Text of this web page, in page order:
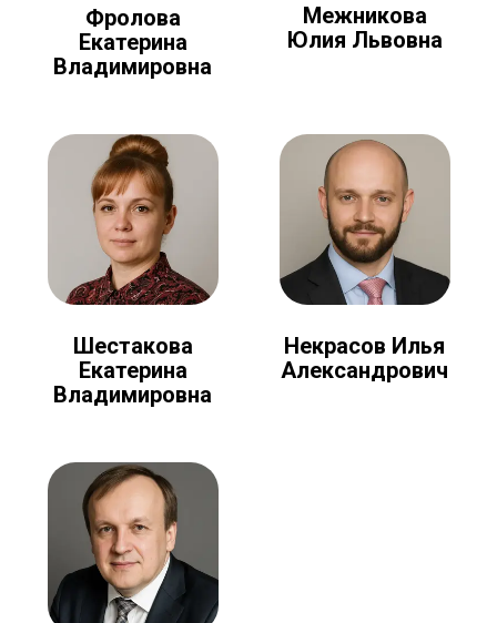
Фролова
Екатерина
Владимировна
Межникова
Юлия Львовна
Шестакова
Екатерина
Владимировна
Некрасов Илья
Александрович